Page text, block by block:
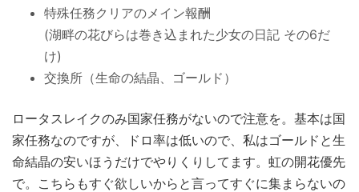
特殊任務クリアのメイン報酬
(湖畔の花びらは巻き込まれた少女の日記 その6だ
け)
交換所（生命の結晶、ゴールド）
ロータスレイクのみ国家任務がないので注意を。基本は国
家任務なのですが、ドロ率は低いので、私はゴールドと生
命結晶の安いほうだけでやりくりしてます。虹の開花優先
で。こちらもすぐ欲しいからと言ってすぐに集まらないの